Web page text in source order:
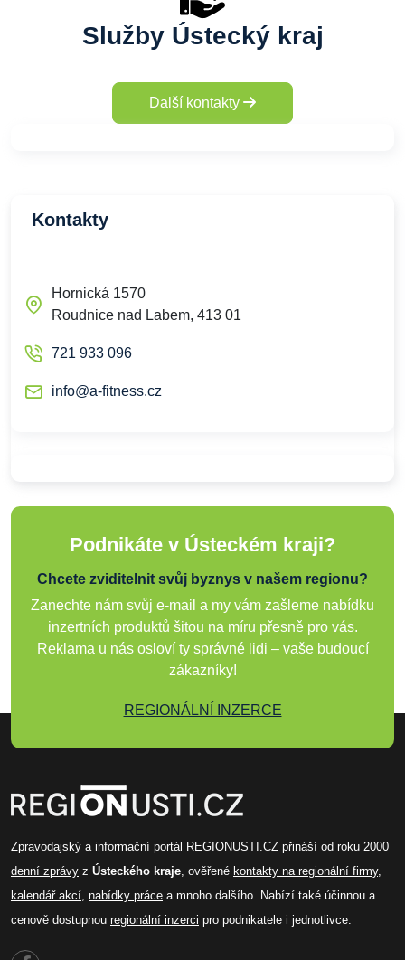
Služby Ústecký kraj
Další kontakty
Kontakty
Hornická 1570
Roudnice nad Labem, 413 01
721 933 096
info@a-fitness.cz
Podnikáte v Ústeckém kraji?
Chcete zviditelnit svůj byznys v našem regionu?
Zanechte nám svůj e-mail a my vám zašleme nabídku
inzertních produktů šitou na míru přesně pro vás.
Reklama u nás osloví ty správné lidi – vaše budoucí
zákazníky!
REGIONÁLNÍ INZERCE
Zpravodajský a informační portál REGIONUSTI.CZ přináší od roku 2000
denní zprávy z Ústeckého kraje, ověřené kontakty na regionální firmy,
kalendář akcí, nabídky práce a mnoho dalšího. Nabízí také účinnou a
cenově dostupnou regionální inzerci pro podnikatele i jednotlivce.